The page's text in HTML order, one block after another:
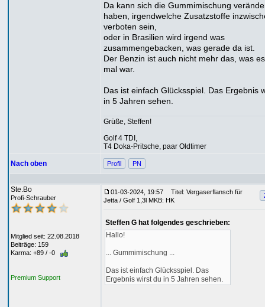
Da kann sich die Gummimischung
haben, irgendwelche Zusatzstoffe
verboten sein,
oder in Brasilien wird irgend was
zusammengebacken, was gerade da ist.
Der Benzin ist auch nicht mehr das, was
mal war.
Das ist einfach Glücksspiel. Das Ergebnis
in 5 Jahren sehen.
Grüße, Steffen!
Golf 4 TDI,
T4 Doka-Pritsche, paar Oldtimer
Nach oben Profil PN
Ste.Bo
Profi-Schrauber
Mitglied seit: 22.08.2018
Beiträge: 159
Karma: +89 / -0
Premium Support
01-03-2024, 19:57
Titel: Vergaserflansch für
Jetta / Golf 1,3l MKB: HK
Steffen G hat folgendes geschrieben:
Hallo!
... Gummimischung ...
Das ist einfach Glücksspiel. Das
Ergebnis wirst du in 5 Jahren sehen.